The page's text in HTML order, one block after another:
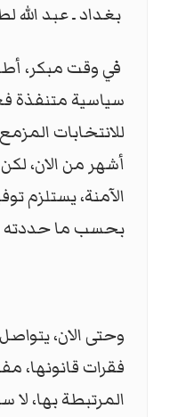
بغداد ـ عبد الله
في وقت مبكر،
سياسية متنفذة
للانتخابات
أشهر من الان،
الآمنة، يستلزم
بحسب ما حددته
وحتى الان،
فقرات قانونها،
المرتبطة بها، لا